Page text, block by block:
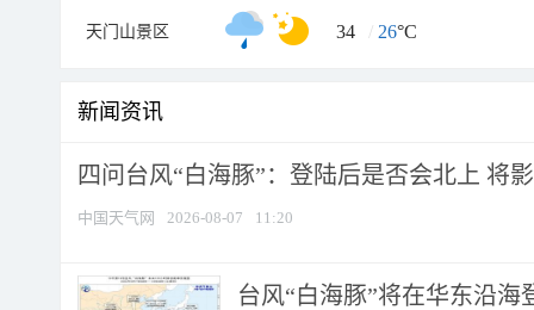
天门山景区 34 / 26°C
新闻资讯
四问台风“白海豚”：登陆后是否会北上 将
中国天气网 2026-08-07 11:20
台风“白海豚”将在华东沿